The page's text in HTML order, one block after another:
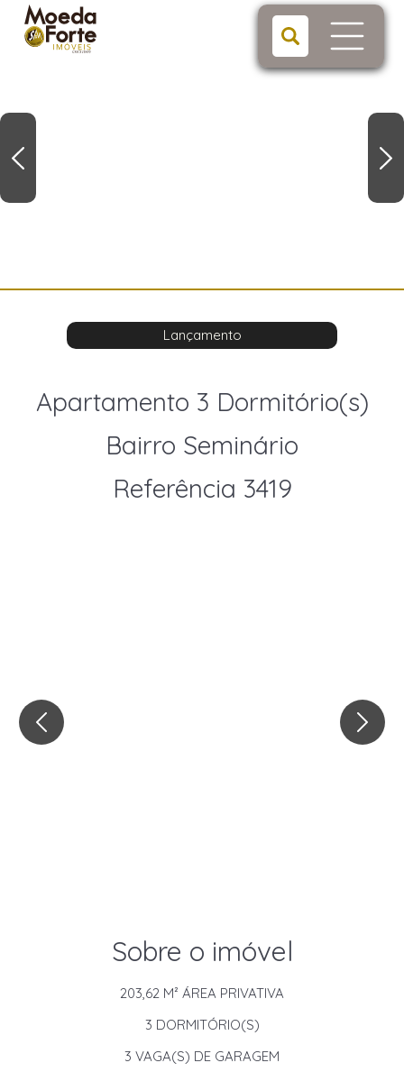
Lançamento
Apartamento 3 Dormitório(s)
Bairro Seminário
Referência 3419
Sobre o imóvel
203,62 M² ÁREA PRIVATIVA
3 DORMITÓRIO(S)
3 VAGA(S) DE GARAGEM